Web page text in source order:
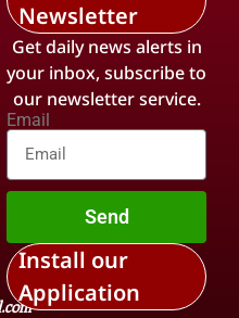
Newsletter
Get daily news alerts in
your inbox, subscribe to
our newsletter service.
Email
Send
Install our
Application